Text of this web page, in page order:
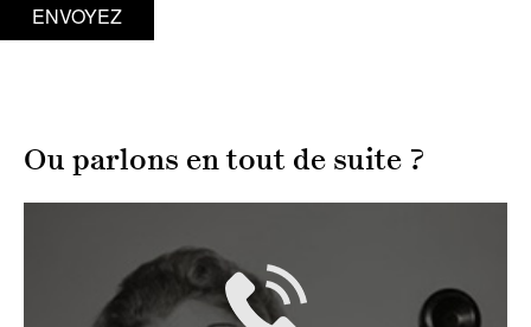
ENVOYEZ
Ou parlons en tout de suite ?